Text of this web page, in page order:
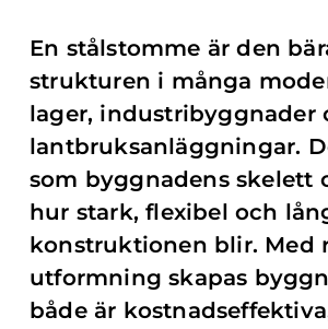
En stålstomme är den
strukturen i många
lager, industribyggnader
lantbruksanläggningar.
som byggnadens skelett
hur stark, flexibel och
konstruktionen blir. Med
utformning skapas
både är